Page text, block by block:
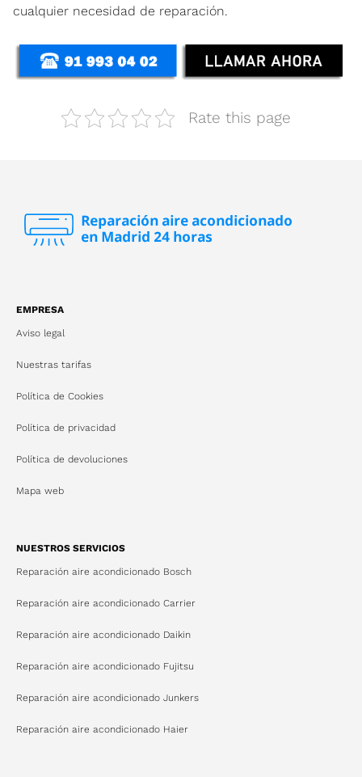
cualquier necesidad de reparación.
Rate this page
EMPRESA
Aviso legal
Nuestras tarifas
Política de Cookies
Política de privacidad
Política de devoluciones
Mapa web
NUESTROS SERVICIOS
Reparación aire acondicionado Bosch
Reparación aire acondicionado Carrier
Reparación aire acondicionado Daikin
Reparación aire acondicionado Fujitsu
Reparación aire acondicionado Junkers
Reparación aire acondicionado Haier